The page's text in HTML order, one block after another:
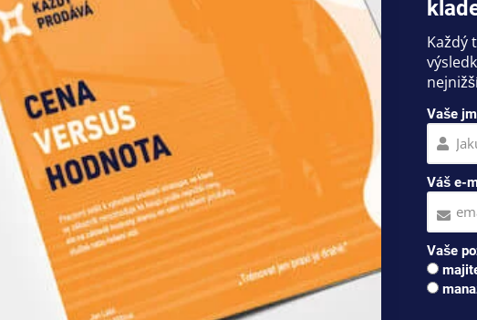
Každý
Vaše
Váš e-
Vaše